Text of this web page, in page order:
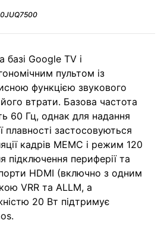
базі Google TV і
пультом із
функцією звукового
втрати. Базова частота
60 Гц, однак для надання
застосовуються
кадрів MEMC і режим 120
підключення периферії та
HDMI (включно з одним
VRR та ALLM, а
20 Вт підтримує